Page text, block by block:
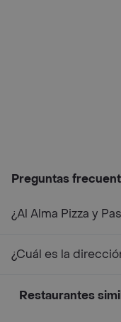
Preguntas
¿Al Alma Pizza y
¿Cuál es la
Restaurantes